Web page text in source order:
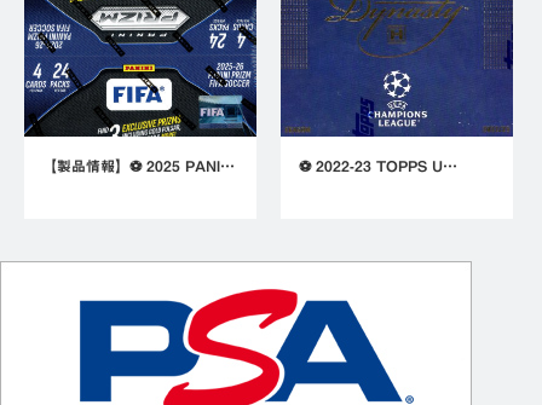
【製品情報】⚽ 2025 PANI… ⚽ 2022-23 TOPPS U…